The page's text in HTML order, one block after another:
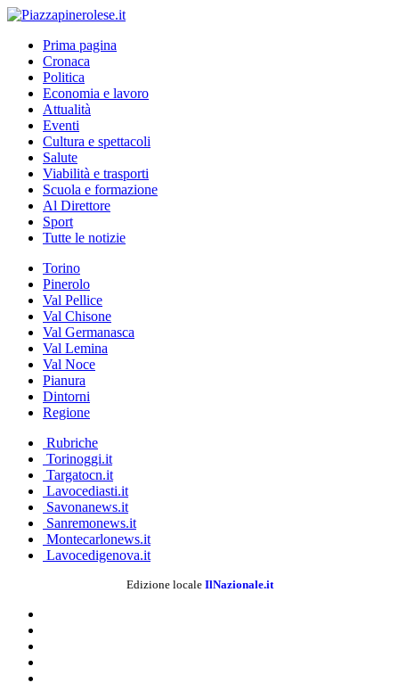
Prima pagina
Cronaca
Politica
Economia e lavoro
Attualità
Eventi
Cultura e spettacoli
Salute
Viabilità e trasporti
Scuola e formazione
Al Direttore
Sport
Tutte le notizie
Torino
Pinerolo
Val Pellice
Val Chisone
Val Germanasca
Val Lemina
Val Noce
Pianura
Dintorni
Regione
Rubriche
Torinoggi.it
Targatocn.it
Lavocediasti.it
Savonanews.it
Sanremonews.it
Montecarlonews.it
Lavocedigenova.it
Edizione locale IlNazionale.it